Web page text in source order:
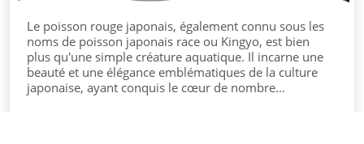
Le poisson rouge japonais, également connu sous les
noms de poisson japonais race ou Kingyo, est bien
plus qu'une simple créature aquatique. Il incarne une
beauté et une élégance emblématiques de la culture
japonaise, ayant conquis le cœur de nombre...